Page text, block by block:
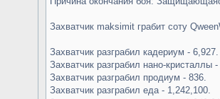
Захватчик maksimit грабит соту
Захватчик разграбил кадериум - 6,927.
Захватчик разграбил нано-кристаллы
Захватчик разграбил продиум - 836.
Захватчик разграбил еда - 1,242,100.